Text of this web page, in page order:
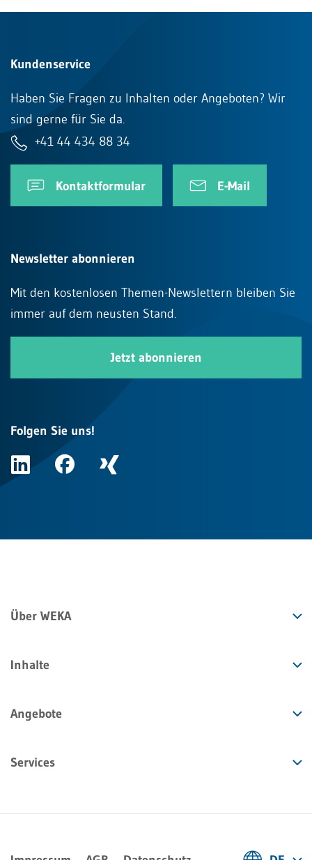
Kundenservice
Haben Sie Fragen zu Inhalten oder Angeboten? Wir
sind gerne für Sie da.
+41 44 434 88 34
Kontaktformular E-Mail
Newsletter abonnieren
Mit den kostenlosen Themen-Newslettern bleiben Sie
immer auf dem neusten Stand.
Jetzt abonnieren
Folgen Sie uns!
Über WEKA
Inhalte
Angebote
Services